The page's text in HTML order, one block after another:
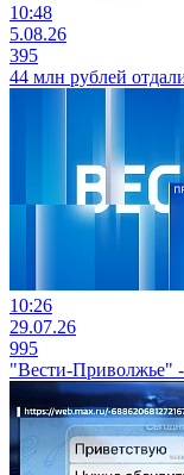
10:48
5.08.26
395
44 млн рублей
10:26
29.07.26
995
"Вести-Приволжье" -